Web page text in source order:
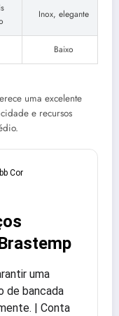
Inox, elegante
Baixo
uma excelente
e recursos
uma
de bancada
| Conta